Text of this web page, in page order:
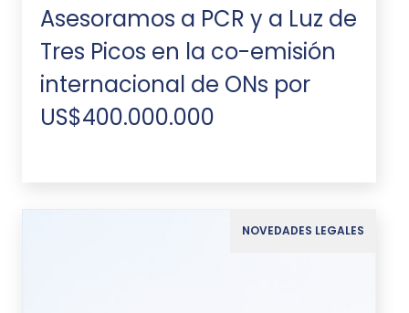
Asesoramos a PCR y a Luz de
Tres Picos en la co-emisión
internacional de ONs por
US$400.000.000
NOVEDADES LEGALES